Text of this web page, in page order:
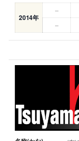
2014年
–
–